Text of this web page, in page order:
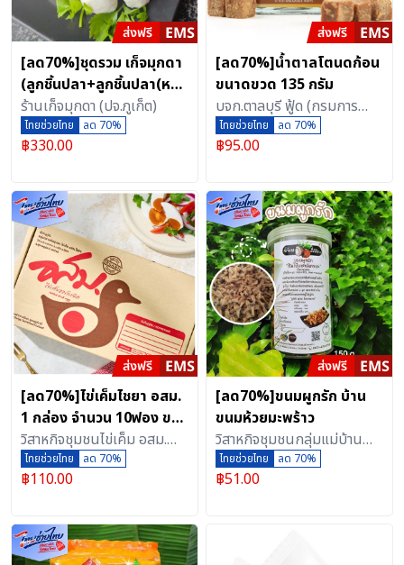
[ลด70%]ชุดรวม เก็จมุกดา
(ลูกชิ้นปลา+ลูกชิ้นปลา(หมึก
ดำ)+ฮือก๊วย) 1000 กรัม
ร้านเก็จมุกดา (ปจ.ภูเก็ต)
ไทยช่วยไทย ลด 70%
฿330.00
[ลด70%]น้ำตาลโตนดก้อน
ขนาดขวด 135 กรัม
บจก.ตาลบุรี ฟู้ด (กรมการ
แพทย์แผนไทยฯ)
ไทยช่วยไทย ลด 70%
฿95.00
[ลด70%]ไข่เค็มไชยา อสม.
1 กล่อง จำนวน 10ฟอง ของ
ฝากจากจังหวัดสุราษฎร์ธานี
ทำได้หลากหลายเมนู ทั้ง
ทอดและต้ม
วิสาหกิจชุมชนไข่เค็ม อสม.
ไชยา
ไทยช่วยไทย ลด 70%
฿110.00
[ลด70%]ขนมผูกรัก บ้าน
ขนมห้วยมะพร้าว
วิสาหกิจชุมชนกลุ่มแม่บ้าน
เกษตรกรบ้านขนมห้วย
มะพร้าว
ไทยช่วยไทย ลด 70%
฿51.00